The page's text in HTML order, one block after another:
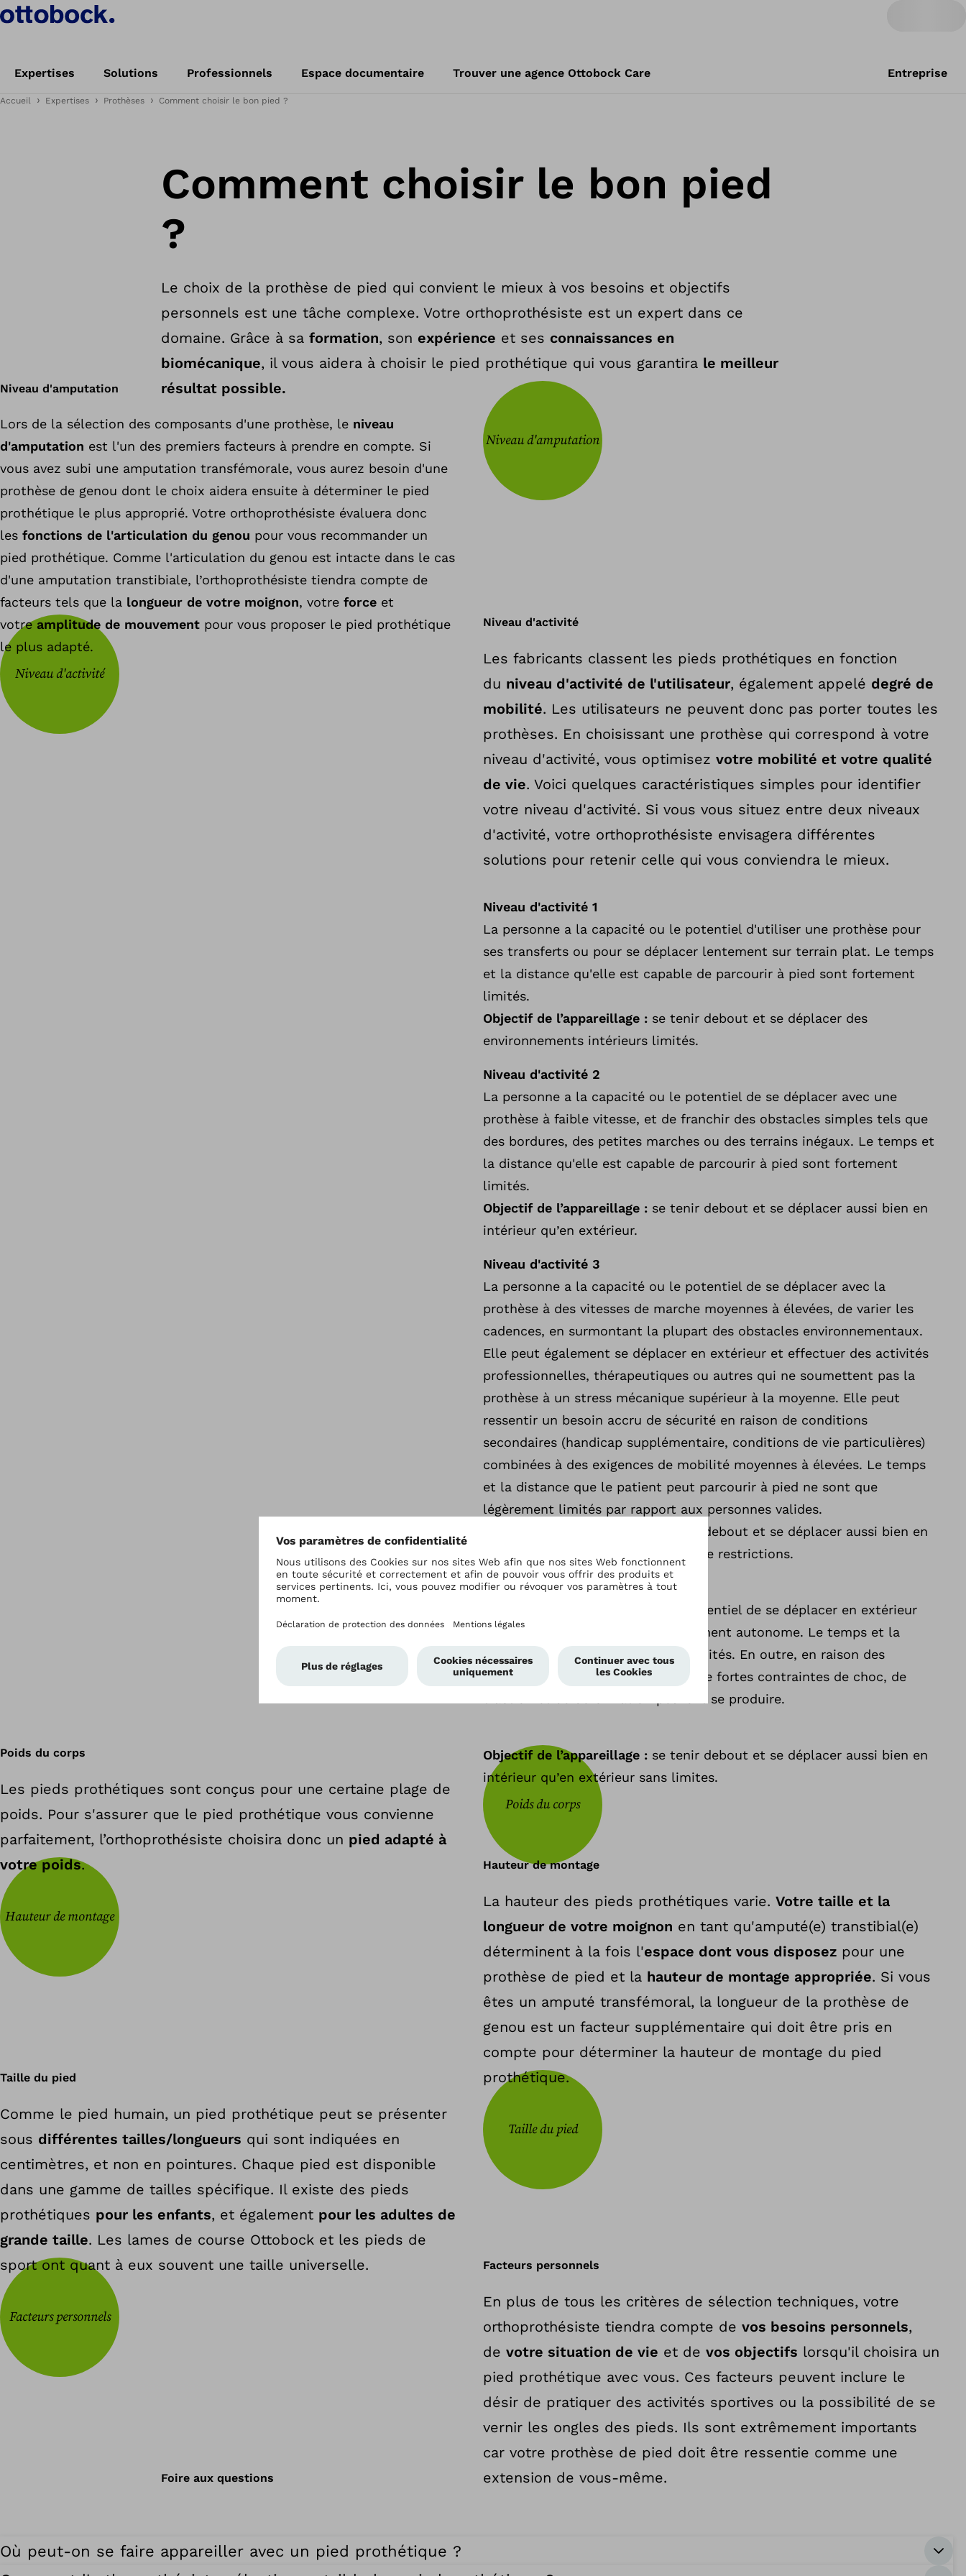
Expertises Solutions Professionnels Espace documentaire Trouver une agence Ottobock Care Entreprise
Accueil Expertises Prothèses Comment choisir le bon pied ?
Comment choisir le bon pied
?
Le choix de la prothèse de pied qui convient le mieux à vos besoins et objectifs
personnels est une tâche complexe. Votre orthoprothésiste est un expert dans ce
domaine. Grâce à sa formation, son expérience et ses connaissances en
biomécanique, il vous aidera à choisir le pied prothétique qui vous garantira le meilleur
résultat possible.
Niveau d'amputation
Lors de la sélection des composants d'une prothèse, le niveau
d'amputation est l'un des premiers facteurs à prendre en compte. Si
vous avez subi une amputation transfémorale, vous aurez besoin d'une
prothèse de genou dont le choix aidera ensuite à déterminer le pied
prothétique le plus approprié. Votre orthoprothésiste évaluera donc
les fonctions de l'articulation du genou pour vous recommander un
pied prothétique. Comme l'articulation du genou est intacte dans le cas
d'une amputation transtibiale, l’orthoprothésiste tiendra compte de
facteurs tels que la longueur de votre moignon, votre force et
votreamplitude de mouvement pour vous proposer le pied prothétique
le plus adapté.
Niveau d'amputation
Niveau d'activité
Les fabricants classent les pieds prothétiques en fonction
du niveau d'activité de l'utilisateur, également appelé degré de
mobilité. Les utilisateurs ne peuvent donc pas porter toutes les
prothèses. En choisissant une prothèse qui correspond à votre
niveau d'activité, vous optimisez votre mobilité et votre qualité
de vie. Voici quelques caractéristiques simples pour identifier
votre niveau d'activité. Si vous vous situez entre deux niveaux
d'activité, votre orthoprothésiste envisagera différentes
solutions pour retenir celle qui vous conviendra le mieux.
Niveau d'activité 1
La personne a la capacité ou le potentiel d'utiliser une prothèse pour
ses transferts ou pour se déplacer lentement sur terrain plat. Le temps
et la distance qu'elle est capable de parcourir à pied sont fortement
limités.
Objectif de l’appareillage : se tenir debout et se déplacer des
environnements intérieurs limités.
Niveau d'activité 2
La personne a la capacité ou le potentiel de se déplacer avec une
prothèse à faible vitesse, et de franchir des obstacles simples tels que
des bordures, des petites marches ou des terrains inégaux. Le temps et
la distance qu'elle est capable de parcourir à pied sont fortement
limités.
Objectif de l’appareillage : se tenir debout et se déplacer aussi bien en
intérieur qu’en extérieur.
Niveau d'activité 3
La personne a la capacité ou le potentiel de se déplacer avec la
prothèse à des vitesses de marche moyennes à élevées, de varier les
cadences, en surmontant la plupart des obstacles environnementaux.
Elle peut également se déplacer en extérieur et effectuer des activités
professionnelles, thérapeutiques ou autres qui ne soumettent pas la
prothèse à un stress mécanique supérieur à la moyenne. Elle peut
ressentir un besoin accru de sécurité en raison de conditions
secondaires (handicap supplémentaire, conditions de vie particulières)
combinées à des exigences de mobilité moyennes à élevées. Le temps
et la distance que le patient peut parcourir à pied ne sont que
légèrement limités par rapport aux personnes valides.
se tenir debout et se déplacer aussi bien en
intérieur qu’en extérieur avec peu de restrictions.
Niveau d'activité 4
La personne a la capacité ou le potentiel de se déplacer en extérieur
avec une prothèse de façon totalement autonome. Le temps et la
distance de marche ne sont pas limités. En outre, en raison des
exigences fonctionnelles élevées, de fortes contraintes de choc, de
traction et de déformation peuvent se produire.
Objectif de l’appareillage : se tenir debout et se déplacer aussi bien en
intérieur qu’en extérieur sans limites.
Niveau d'activité
Poids du corps
Les pieds prothétiques sont conçus pour une certaine plage de
poids. Pour s'assurer que le pied prothétique vous convienne
parfaitement, l’orthoprothésiste choisira donc un pied adapté à
votre poids.
Poids du corps
Hauteur de montage
La hauteur des pieds prothétiques varie. Votre taille et la
longueur de votre moignon en tant qu'amputé(e) transtibial(e)
déterminent à la fois l'espace dont vous disposez pour une
prothèse de pied et la hauteur de montage appropriée. Si vous
êtes un amputé transfémoral, la longueur de la prothèse de
genou est un facteur supplémentaire qui doit être pris en
compte pour déterminer la hauteur de montage du pied
prothétique.
Hauteur de montage
Taille du pied
Comme le pied humain, un pied prothétique peut se présenter
sous différentes tailles/longueurs qui sont indiquées en
centimètres, et non en pointures. Chaque pied est disponible
dans une gamme de tailles spécifique. Il existe des pieds
prothétiques pour les enfants, et également pour les adultes de
grande taille. Les lames de course Ottobock et les pieds de
sport ont quant à eux souvent une taille universelle.
Taille du pied
Facteurs personnels
En plus de tous les critères de sélection techniques, votre
orthoprothésiste tiendra compte de vos besoins personnels,
de votre situation de vie et de vos objectifs lorsqu'il choisira un
pied prothétique avec vous. Ces facteurs peuvent inclure le
désir de pratiquer des activités sportives ou la possibilité de se
vernir les ongles des pieds. Ils sont extrêmement importants
car votre prothèse de pied doit être ressentie comme une
extension de vous-même.
Facteurs personnels
Foire aux questions
Où peut-on se faire appareiller avec un pied prothétique ?